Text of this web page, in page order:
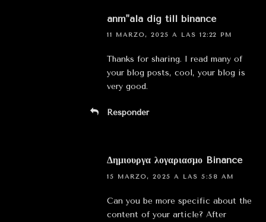
anm"ala dig till binance
11 MARZO, 2025 A LAS 12:22 PM
Thanks for sharing. I read many of
your blog posts, cool, your blog is
very good.
Responder
Δημιουργα λογαριασμο Binance
15 MARZO, 2025 A LAS 5:58 AM
Can you be more specific about the
content of your article? After